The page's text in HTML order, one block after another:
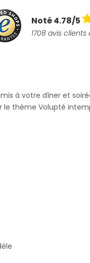
Noté 4.78/5
1708 avis
à votre dîner et
le thème Volupté